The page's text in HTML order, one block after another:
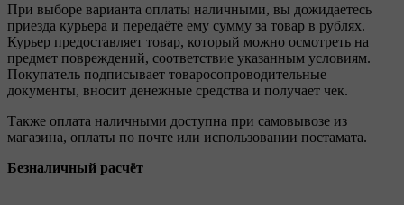
При выборе варианта оплаты наличными, вы дожидаетесь
приезда курьера и передаёте ему сумму за товар в рублях.
Курьер предоставляет товар, который можно осмотреть на
предмет повреждений, соответствие указанным условиям.
Покупатель подписывает товаросопроводительные
документы, вносит денежные средства и получает чек.
Также оплата наличными доступна при самовывозе из
магазина, оплаты по почте или использовании постамата.
Безналичный расчёт